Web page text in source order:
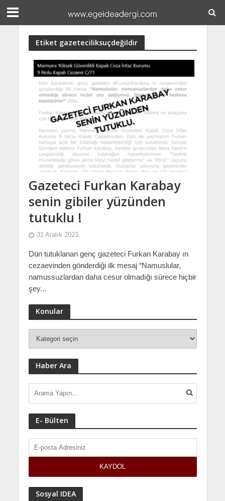
Etiket gazeteciliksuçdeğildir
Gazeteci Furkan Karabay
senin gibiler yüzünden
tutuklu !
31 Aralık 2023
Dün tutuklanan genç gazeteci Furkan Karabay ın
cezaevinden gönderdiği ilk mesaj “Namuslular,
namussuzlardan daha cesur olmadığı sürece hiçbir
şey...
Konular
Haber Ara
E- Bülten
Sosyal IDEA